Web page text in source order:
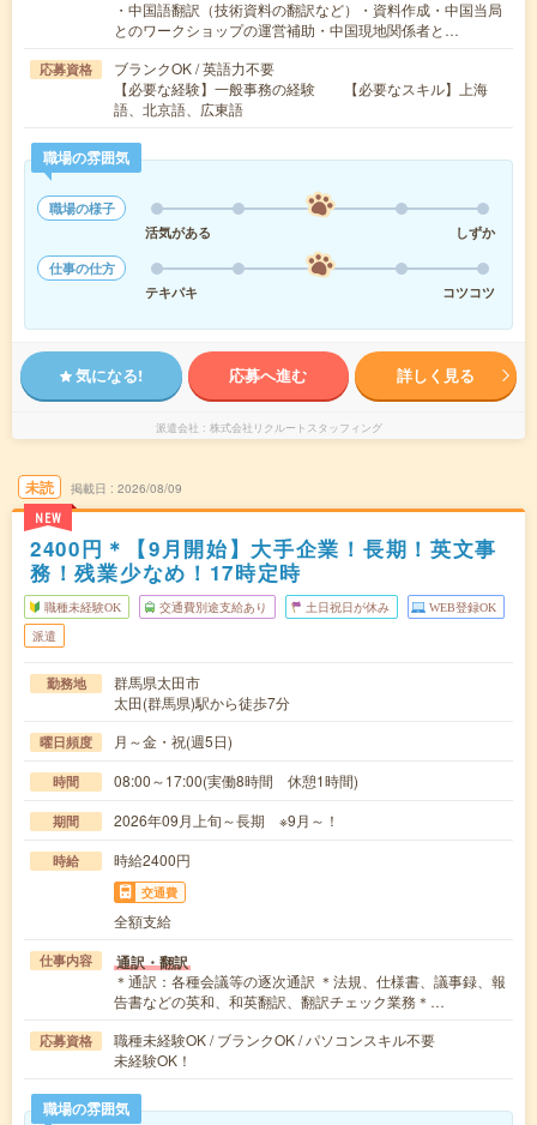
・中国語翻訳（技術資料の翻訳など）・資料作成・中国当局
とのワークショップの運営補助・中国現地関係者と…
応募資格
ブランクOK / 英語力不要
【必要な経験】一般事務の経験 【必要なスキル】上海
語、北京語、広東語
職場の雰囲気
職場の様子
活気がある
しずか
仕事の仕方
テキパキ
コツコツ
気になる! 応募へ進む 詳しく見る
派遣会社 株式会社リクルートスタッフィング
未読
NEW
掲載日 2026/08/09
2400円＊【9月開始】大手企業！長期！英文事
務！残業少なめ！17時定時
職種未経験OK 交通費別途支給あり 土日祝日が休み WEB登録OK
派遣
勤務地
群馬県太田市
太田(群馬県)駅から徒歩7分
曜日頻度 月～金・祝(週5日)
時間 08:00～17:00(実働8時間 休憩1時間)
期間 2026年09月上旬～長期 ※9月～！
時給 時給2400円
交通費
全額支給
仕事内容 通訳・翻訳
＊通訳：各種会議等の逐次通訳 ＊法規、仕様書、議事録、報
告書などの英和、和英翻訳、翻訳チェック業務＊…
応募資格
職種未経験OK / ブランクOK / パソコンスキル不要
未経験OK！
職場の雰囲気